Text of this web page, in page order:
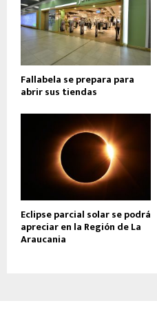
Fallabela se prepara para
abrir sus tiendas
Eclipse parcial solar se podrá
apreciar en la Región de La
Araucania